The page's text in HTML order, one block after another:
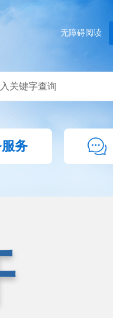
无障碍阅读
务